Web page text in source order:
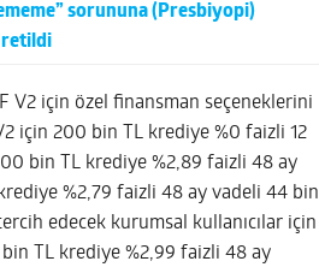
sorununa (Presbiyopi)
V2 için özel finansman seçeneklerini
için 200 bin TL krediye %0 faizli 12
bin TL krediye %2,89 faizli 48 ay
%2,79 faizli 48 ay vadeli 44 bin
edecek kurumsal kullanıcılar için
TL krediye %2,99 faizli 48 ay